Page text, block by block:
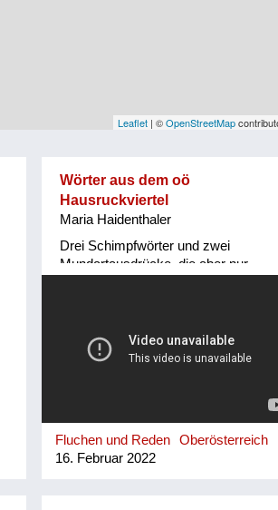
Leaflet | ©OpenStreetMap
Wörter aus dem oö
Hausruckviertel
Maria Haidenthaler
Drei Schimpfwörter und zwei
Mundartausdrücke, die aber nur
Fluchen und Reden
Oberösterreich
16. Februar 2022